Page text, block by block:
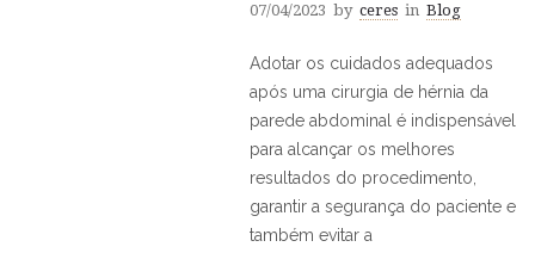
07/04/2023 by ceres in Blog
Adotar os cuidados adequados
após uma cirurgia de hérnia da
parede abdominal é indispensável
para alcançar os melhores
resultados do procedimento,
garantir a segurança do paciente e
também evitar a